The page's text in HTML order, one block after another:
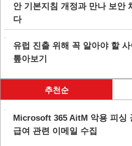
안 기본지침 개정과 만나 보안
다
유럽 진출 위해 꼭 알아야 할 사
톺아보기
추천순
Microsoft 365 AitM 악용 피싱
급여 관련 이메일 수집